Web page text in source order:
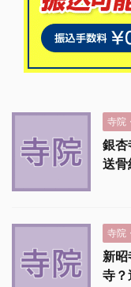
寺院
銀杏
送骨
寺院
新昭
寺？